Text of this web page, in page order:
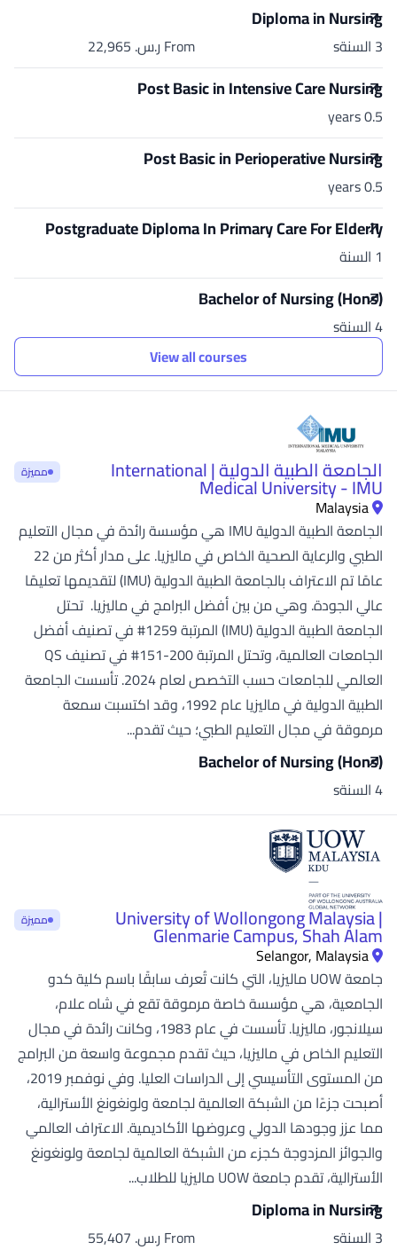
Diploma in Nursing
3 السنةs From ر.س.‏ 22,965
Post Basic in Intensive Care Nursing
0.5 years
Post Basic in Perioperative Nursing
0.5 years
Postgraduate Diploma In Primary Care For Elderly
1 السنة
Bachelor of Nursing (Hons)
4 السنةs
View all courses
الجامعة الطبية الدولية | International
Medical University - IMU مميزة
Malaysia
الجامعة الطبية الدولية IMU هي مؤسسة رائدة في مجال التعليم
الطبي والرعاية الصحية الخاص في ماليزيا. على مدار أكثر من 22
عامًا تم الاعتراف بالجامعة الطبية الدولية (IMU) لتقديمها تعليمًا
عالي الجودة. وهي من بين أفضل البرامج في ماليزيا. تحتل
الجامعة الطبية الدولية (IMU) المرتبة 1259# في تصنيف أفضل
الجامعات العالمية، وتحتل المرتبة 200-151# في تصنيف QS
العالمي للجامعات حسب التخصص لعام 2024. تأسست الجامعة
الطبية الدولية في ماليزيا عام 1992، وقد اكتسبت سمعة
مرموقة في مجال التعليم الطبي؛ حيث تقدم...
Bachelor of Nursing (Hons)
4 السنةs
University of Wollongong Malaysia |
Glenmarie Campus, Shah Alam مميزة
Selangor, Malaysia
جامعة UOW ماليزيا، التي كانت تُعرف سابقًا باسم كلية كدو
الجامعية، هي مؤسسة خاصة مرموقة تقع في شاه علام،
سيلانجور، ماليزيا. تأسست في عام 1983، وكانت رائدة في مجال
التعليم الخاص في ماليزيا، حيث تقدم مجموعة واسعة من البرامج
من المستوى التأسيسي إلى الدراسات العليا. وفي نوفمبر 2019،
أصبحت جزءًا من الشبكة العالمية لجامعة ولونغونغ الأسترالية،
مما عزز وجودها الدولي وعروضها الأكاديمية. الاعتراف العالمي
والجوائز المزدوجة كجزء من الشبكة العالمية لجامعة ولونغونغ
الأسترالية، تقدم جامعة UOW ماليزيا للطلاب...
Diploma in Nursing
3 السنةs From ر.س.‏ 55,407